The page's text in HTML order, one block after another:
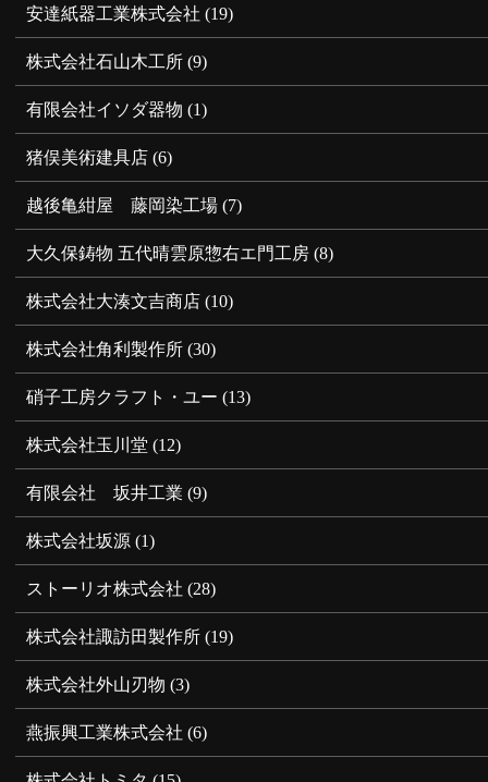
安達紙器工業株式会社 (19)
株式会社石山木工所 (9)
有限会社イソダ器物 (1)
猪俣美術建具店 (6)
越後亀紺屋 藤岡染工場 (7)
大久保鋳物 五代晴雲原惣右エ門工房 (8)
株式会社大湊文吉商店 (10)
株式会社角利製作所 (30)
硝子工房クラフト・ユー (13)
株式会社玉川堂 (12)
有限会社 坂井工業 (9)
株式会社坂源 (1)
ストーリオ株式会社 (28)
株式会社諏訪田製作所 (19)
株式会社外山刃物 (3)
燕振興工業株式会社 (6)